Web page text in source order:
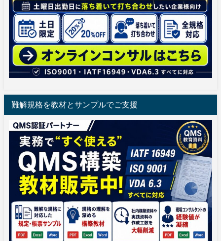
難解規格を教材とサンプルでご支援